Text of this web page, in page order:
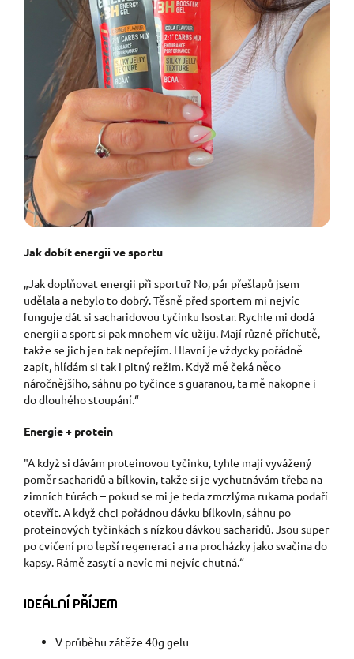
Jak dobít energii ve sportu
„Jak doplňovat energii při sportu? No, pár přešlapů jsem
udělala a nebylo to dobrý. Těsně před sportem mi nejvíc
funguje dát si sacharidovou tyčinku Isostar. Rychle mi dodá
energii a sport si pak mnohem víc užiju. Mají různé příchutě,
takže se jich jen tak nepřejím. Hlavní je vždycky pořádně
zapít, hlídám si tak i pitný režim. Když mě čeká něco
náročnějšího, sáhnu po tyčince s guaranou, ta mě nakopne i
do dlouhého stoupání.“
Energie + protein
"A když si dávám proteinovou tyčinku, tyhle mají vyvážený
poměr sacharidů a bílkovin, takže si je vychutnávám třeba na
zimních túrách – pokud se mi je teda zmrzlýma rukama podaří
otevřít. A když chci pořádnou dávku bílkovin, sáhnu po
proteinových tyčinkách s nízkou dávkou sacharidů. Jsou super
po cvičení pro lepší regeneraci a na procházky jako svačina do
kapsy. Rámě zasytí a navíc mi nejvíc chutná.“
IDEÁLNÍ PŘÍJEM
V průběhu zátěže 40g gelu